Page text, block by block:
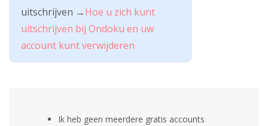
uitschrijven →Hoe u zich kunt
uitschrijven bij Ondoku en uw
account kunt verwijderen
Ik heb geen meerdere gratis accounts